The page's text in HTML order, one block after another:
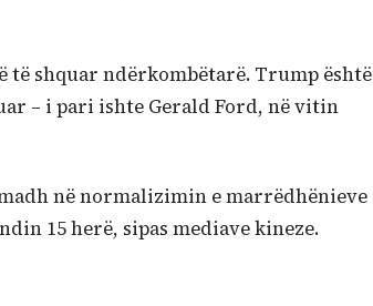
shquar ndërkombëtarë. Trump është
– i pari ishte Gerald Ford, në vitin
në normalizimin e marrëdhënieve
15 herë, sipas mediave kineze.